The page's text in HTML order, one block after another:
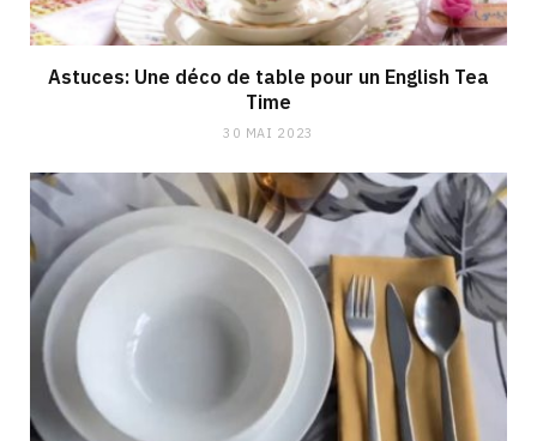
Astuces: Une déco de table pour un English Tea
Time
30 MAI 2023